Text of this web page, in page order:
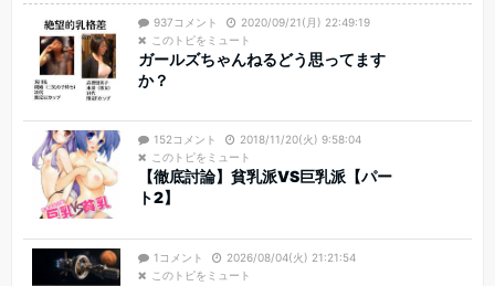
937コメント
2020/09/21(月) 22:49:19
このトピをミュート
ガールズちゃんねるどう思ってます
か？
152コメント
2018/11/20(火) 9:58:04
このトピをミュート
【徹底討論】貧乳派VS巨乳派【パー
ト2】
1コメント
2026/08/04(火) 21:21:54
このトピをミュート